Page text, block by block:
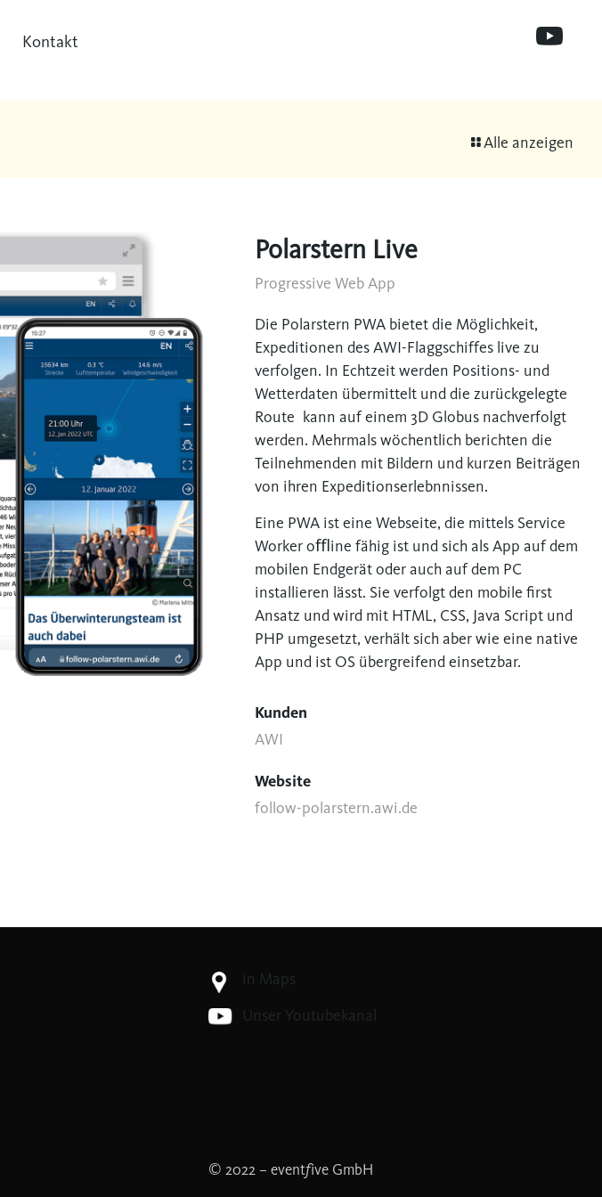
Kontakt
Alle anzeigen
Polarstern Live
Progressive Web App
Die Polarstern PWA bietet die Möglichkeit,
Expeditionen des AWI-Flaggschiffes live zu
verfolgen. In Echtzeit werden Positions- und
Wetterdaten übermittelt und die zurückgelegte
Route kann auf einem 3D Globus nachverfolgt
werden. Mehrmals wöchentlich berichten die
Teilnehmenden mit Bildern und kurzen Beiträgen
von ihren Expeditionserlebnnissen.
Eine PWA ist eine Webseite, die mittels Service
Worker oﬄine fähig ist und sich als App auf dem
mobilen Endgerät oder auch auf dem PC
installieren lässt. Sie verfolgt den mobile ﬁrst
Ansatz und wird mit HTML, CSS, Java Script und
PHP umgesetzt, verhält sich aber wie eine native
App und ist OS übergreifend einsetzbar.
Kunden
AWI
Website
follow-polarstern.awi.de
in Maps
Unser Youtubekanal
© 2022 – eventfive GmbH